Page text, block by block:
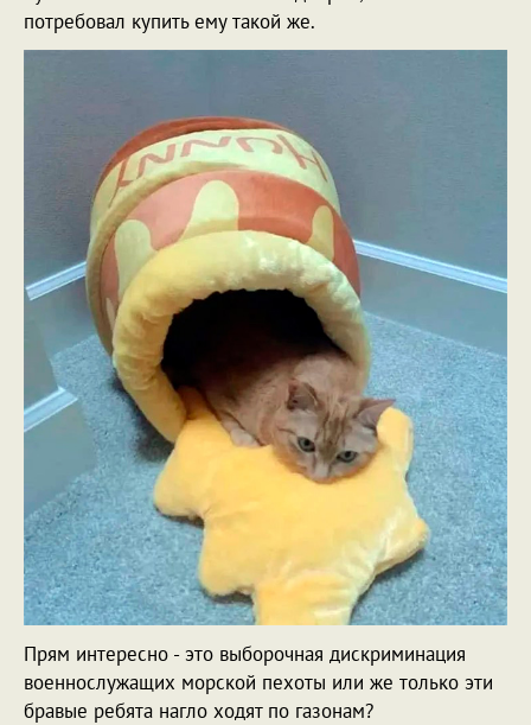
потребовал купить ему такой же.
Прям интересно - это выборочная дискриминация
военнослужащих морской пехоты или же только эти
бравые ребята нагло ходят по газонам?